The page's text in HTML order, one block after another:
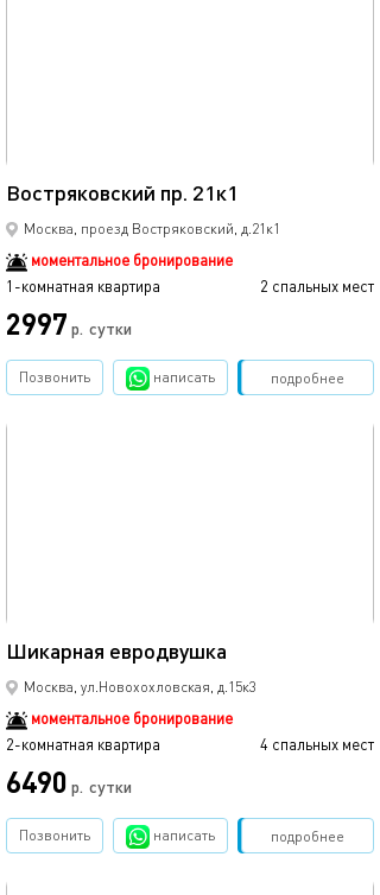
Востряковский пр. 21к1
Москва, проезд Востряковский, д.21к1
моментальное бронирование
1-комнатная квартира
2 спальных мест
2997 р. сутки
подробнее
Позвонить написать Забронировать
Шикарная евродвушка
Москва, ул.Новохохловская, д.15к3
моментальное бронирование
2-комнатная квартира
4 спальных мест
6490 р. сутки
подробнее
Позвонить написать Забронировать